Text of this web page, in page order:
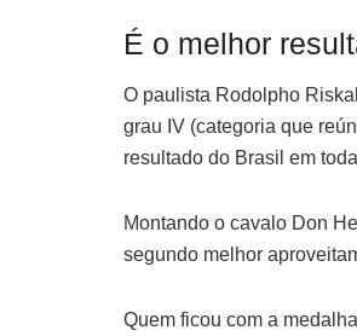
É o melhor
O paulista Rodolpho
grau IV (categoria que
resultado do Brasil em
Montando o cavalo Don
segundo melhor
Quem ficou com a